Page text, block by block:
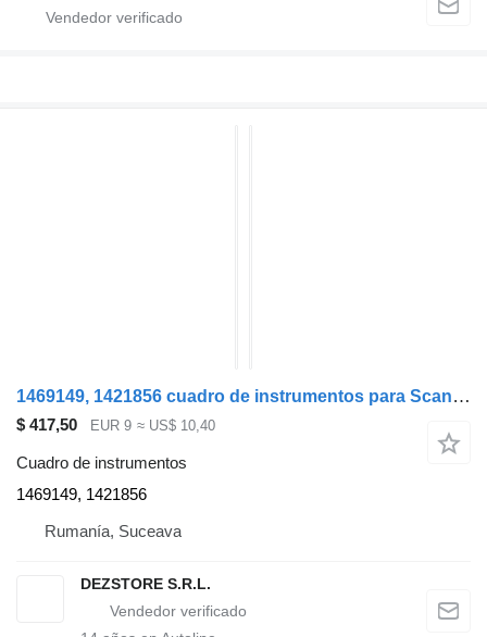
1469149, 1421856 cuadro de instrumentos para Scania cabeza tractora
$ 417,50 EUR 9 ≈ US$ 10,40
Cuadro de instrumentos
1469149, 1421856
Rumanía, Suceava
DEZSTORE S.R.L.